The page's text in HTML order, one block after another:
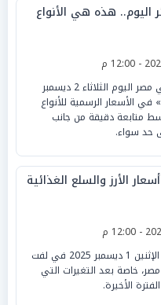
اليوم.. هذه هي الأنواع
يشهد سوق السجائر في مصر اليوم الثلاثاء 2 ديسمبر
في الأسعار الرسمية للأنواع
متابعة دقيقة من جانب
حد سواء.
الأرز والسلع الغذائية
تستمر أسعار الأرز اليوم الإثنين 1 ديسمبر 2025 في لفت
خاصة بعد التغيرات التي
الأخيرة.